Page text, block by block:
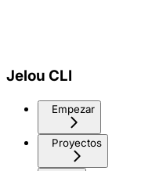
Jelou CLI
Empezar
Proyectos